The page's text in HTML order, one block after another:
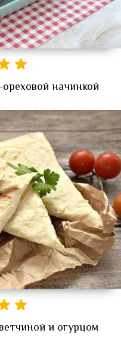
начинкой
и огурцом